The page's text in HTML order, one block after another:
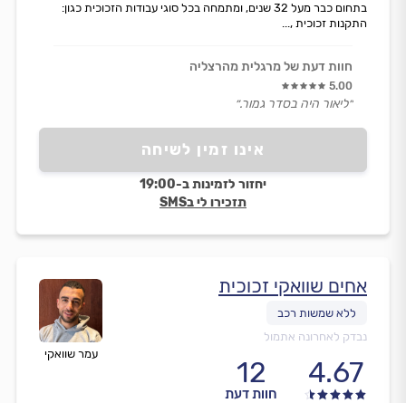
אינו זמין לשיחה
יחזור לזמינות ב-19:00
תזכירו לי בSMS
בתחום כבר מעל 32 שנים, ומתמחה בכל סוגי עבודות הזכוכית כגון:
התקנות זכוכית ,...
חוות דעת של מרגלית מהרצליה
5.00
״ליאור היה בסדר גמור.״
עמר שוואקי
אחים שוואקי זכוכית
נבדק לאחרונה אתמול
4.67
12
חוות דעת